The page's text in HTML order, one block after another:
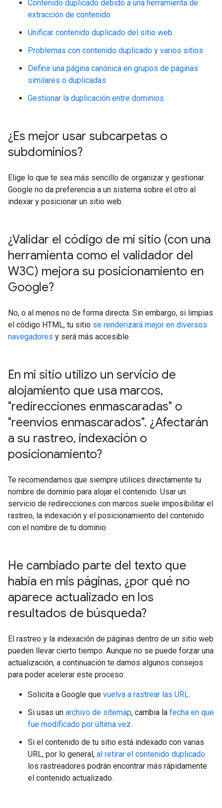
Contenido duplicado debido a una herramienta de
extracción de contenido
Unificar contenido duplicado del sitio web
Problemas con contenido duplicado y varios sitios
Definir una página canónica en grupos de páginas
similares o duplicadas
Gestionar la duplicación entre dominios
¿Es mejor usar subcarpetas o
subdominios?
Elige lo que te sea más sencillo de organizar y gestionar.
Google no da preferencia a un sistema sobre el otro al
indexar y posicionar un sitio web.
¿Validar el código de mi sitio (con una
herramienta como el validador del
W3C) mejora su posicionamiento en
Google?
No, o al menos no de forma directa. Sin embargo, si limpias
el código HTML, tu sitio se renderizará mejor en diversos
navegadores y será más accesible.
En mi sitio utilizo un servicio de
alojamiento que usa marcos,
"redirecciones enmascaradas" o
"reenvíos enmascarados". ¿Afectarán
a su rastreo, indexación o
posicionamiento?
Te recomendamos que siempre utilices directamente tu
nombre de dominio para alojar el contenido. Usar un
servicio de redirecciones con marcos suele imposibilitar el
rastreo, la indexación y el posicionamiento del contenido
con el nombre de tu dominio.
He cambiado parte del texto que
había en mis páginas, ¿por qué no
aparece actualizado en los
resultados de búsqueda?
El rastreo y la indexación de páginas dentro de un sitio web
pueden llevar cierto tiempo. Aunque no se puede forzar una
actualización, a continuación te damos algunos consejos
para poder acelerar este proceso:
Solicita a Google que vuelva a rastrear las URL.
Si usas un archivo de sitemap, cambia la fecha en que
fue modificado por última vez.
Si el contenido de tu sitio está indexado con varias
URL, por lo general, al retirar el contenido duplicado
los rastreadores podrán encontrar más rápidamente
el contenido actualizado.